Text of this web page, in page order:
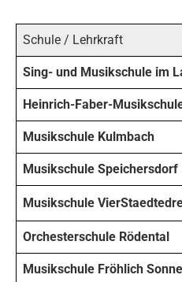
Schule / Lehrkraft
Sing- und Musikschule im
Heinrich-Faber-
Musikschule Kulmbach
Musikschule Speichersdorf
Musikschule
Orchesterschule Rödental
Musikschule Fröhlich